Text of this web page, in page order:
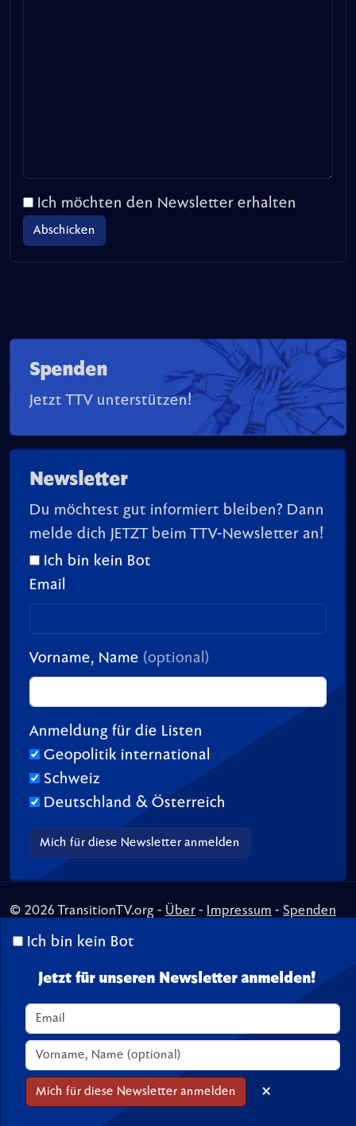
Ich möchten den Newsletter erhalten
Spenden
Jetzt TTV unterstützen!
Newsletter
Du möchtest gut informiert bleiben? Dann
melde dich JETZT beim TTV-Newsletter an!
Ich bin kein Bot
Email
Vorname, Name (optional)
Anmeldung für die Listen
Geopolitik international
Schweiz
Deutschland & Österreich
Ich bin kein Bot
Jetzt für unseren Newsletter anmelden!
×
© 2026 TransitionTV.org - Über - Impressum - Spenden
Seite geladen in 0.02 s